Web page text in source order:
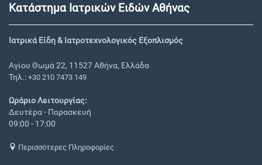
Κατάστημα Ιατρικών Ειδών Αθήνας
Ιατρικά Είδη & Ιατροτεχνολογικός Εξοπλισμός
Αγίου Θωμά 22, 11527 Αθήνα, Ελλάδα
Τηλ.: +30 210 7473 149
Ωράριο Λειτουργίας:
Δευτέρα - Παρασκευή
09:00 - 17:00
Περισσότερες Πληροφορίες